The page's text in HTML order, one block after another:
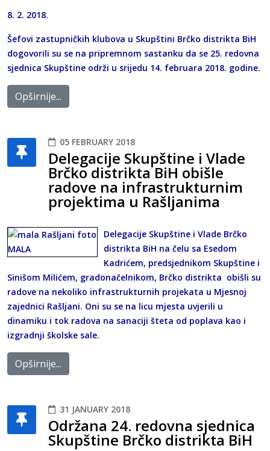
8. 2. 2018.
Šefovi zastupničkih klubova u Skupštini Brčko distrikta BiH
dogovorili su se na pripremnom sastanku da se 25. redovna
sjednica Skupštine održi u srijedu 14. februara 2018. godine.
Opširnije...
05 FEBRUARY 2018
Delegacije Skupštine i Vlade
Brčko distrikta BiH obišle
radove na infrastrukturnim
projektima u Rašljanima
Delegacije Skupštine i Vlade Brčko
distrikta BiH na čelu sa Esedom
Kadrićem, predsjednikom Skupštine i
Sinišom Milićem, gradonačelnikom, Brčko distrikta obišli su
radove na nekoliko infrastrukturnih projekata u Mjesnoj
zajednici Rašljani. Oni su se na licu mjesta uvjerili u
dinamiku i tok radova na sanaciji šteta od poplava kao i
izgradnji školske sale.
Opširnije...
31 JANUARY 2018
Održana 24. redovna sjednica
Skupštine Brčko distrikta BiH